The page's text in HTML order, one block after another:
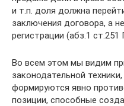
и т.п. доля должна
заключения договора, а
регистрации (абз.1
Во всем этом мы видим
законодательной
формируются явно
позиции, способные